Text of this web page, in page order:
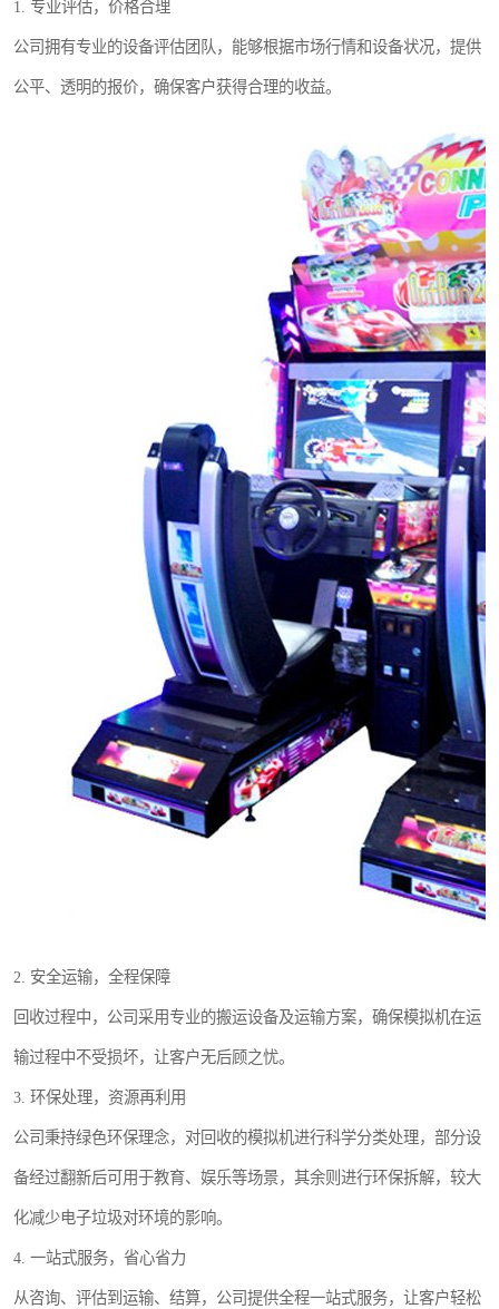
1. 专业评估，价格合理
公司拥有专业的设备评估团队，能够根据市场行情和设备状况，提供
公平、透明的报价，确保客户获得合理的收益。
2. 安全运输，全程保障
回收过程中，公司采用专业的搬运设备及运输方案，确保模拟机在运
输过程中不受损坏，让客户无后顾之忧。
3. 环保处理，资源再利用
公司秉持绿色环保理念，对回收的模拟机进行科学分类处理，部分设
备经过翻新后可用于教育、娱乐等场景，其余则进行环保拆解，较大
化减少电子垃圾对环境的影响。
4. 一站式服务，省心省力
从咨询、评估到运输、结算，公司提供全程一站式服务，让客户轻松